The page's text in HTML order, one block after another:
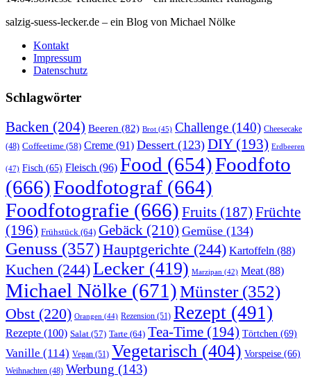
salzig-suess-lecker.de – ein Blog von Michael Nölke
Kontakt
Impressum
Datenschutz
Schlagwörter
Backen (204) Beeren (82) Brot (45) Challenge (140) Cheesecake
(48) Coffeetime (58) Creme (91) Dessert (123) DIY(193) Erdbeeren
(47) Fisch (65) Fleisch (96) Food (654)Foodfoto
(666)Foodfotograf (664)
Foodfotografie (666) Fruits (187) Früchte
(196) Frühstück (64) Gebäck (210) Gemüse (134)
Genuss (357)Hauptgerichte (244) Kartoffeln (88)
Kuchen (244)Lecker (419) Marzipan (42) Meat (88)
Michael Nölke (671)Münster(352)
Obst (220) Orangen (44) Rezension (51) Rezept (491)
Rezepte (100) Salat (57) Tarte (64) Tea-Time (194) Törtchen (69)
Vanille (114) Vegan (51) Vegetarisch (404) Vorspeise (66)
Weihnachten (48) Werbung (143)